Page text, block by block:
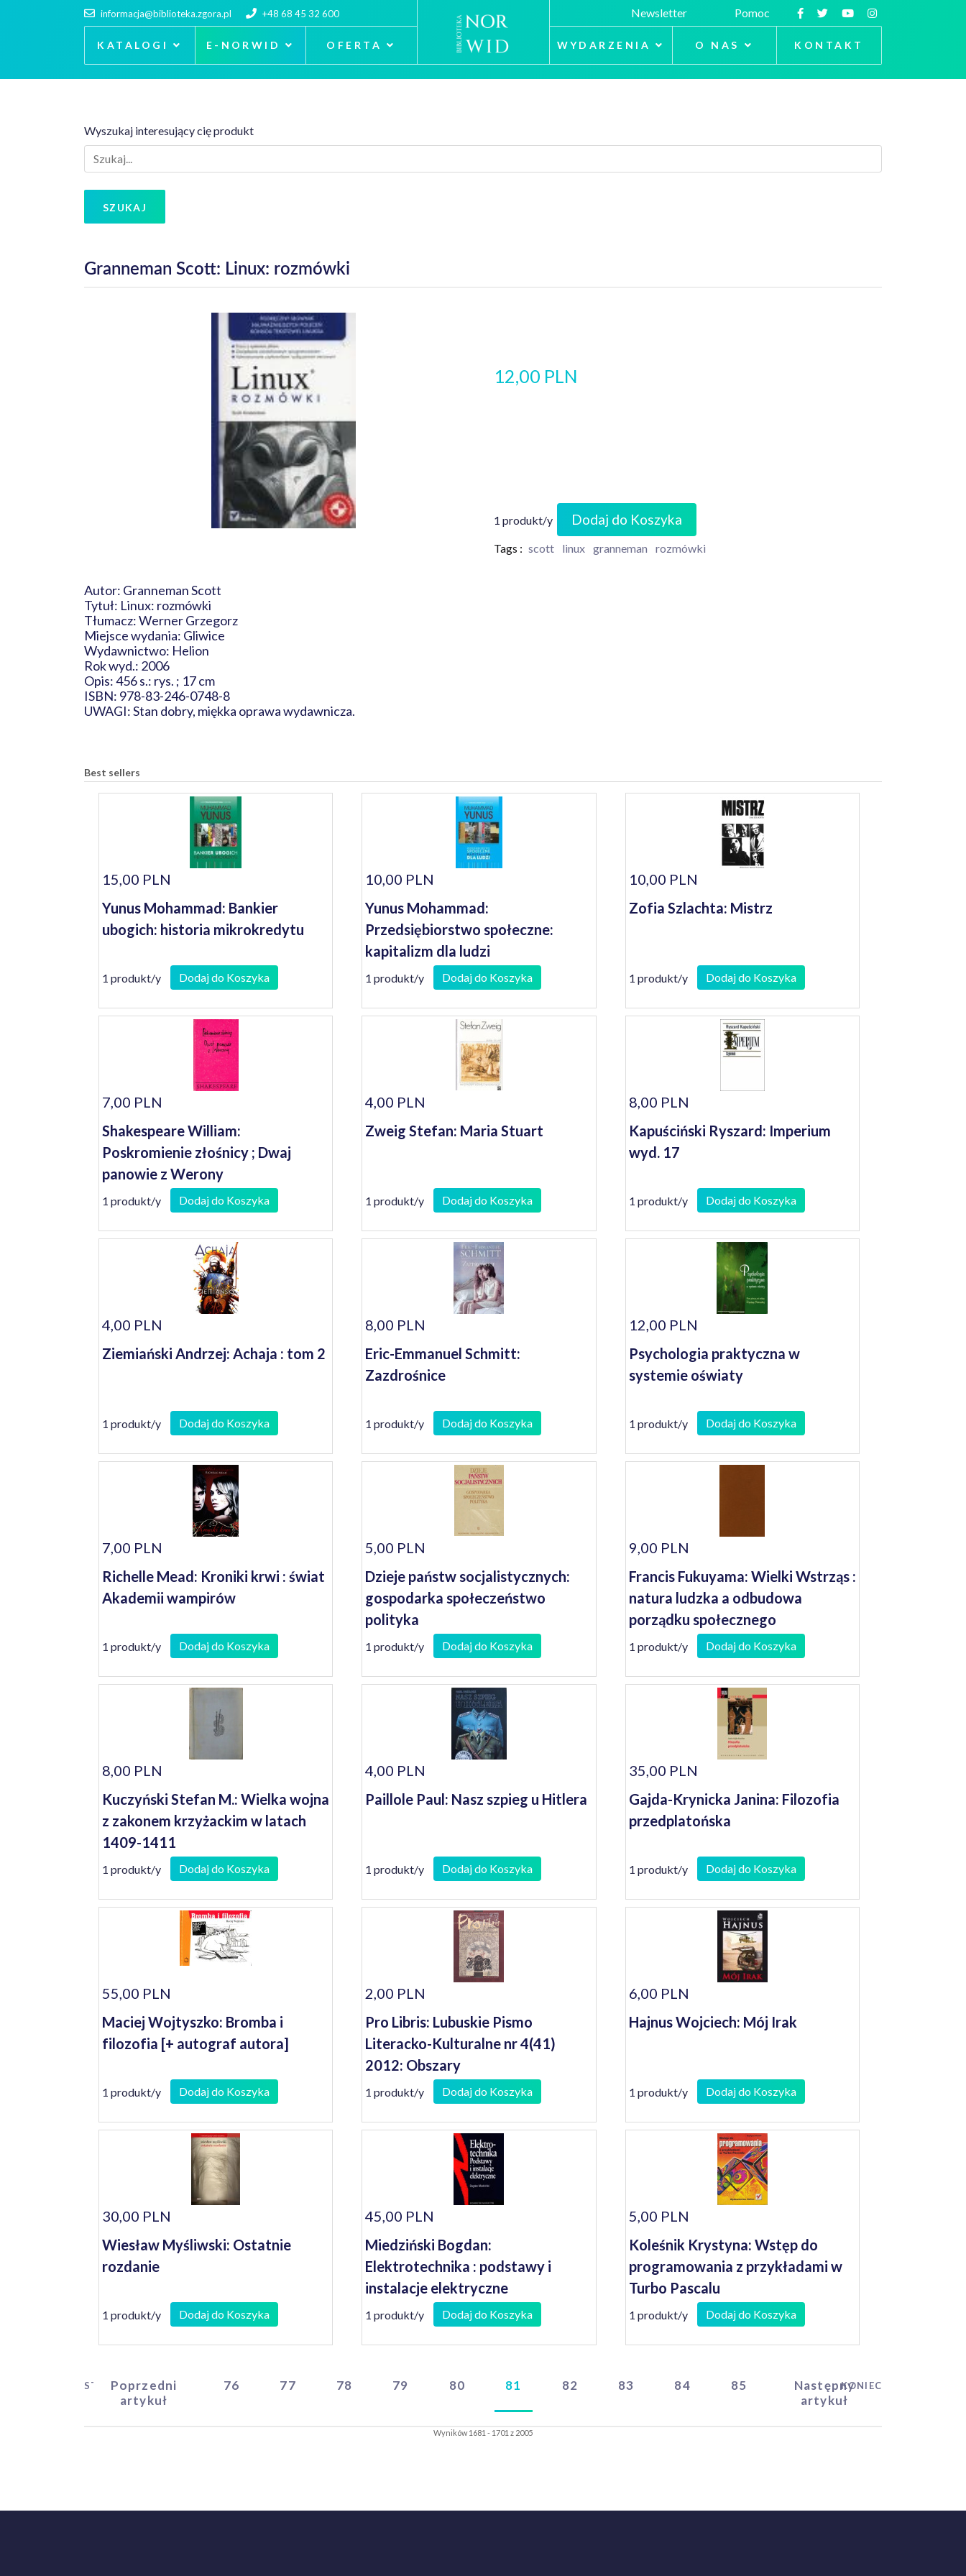
informacja@biblioteka.zgora.pl +48 68 45 32 600
KATALOGI E-NORWID OFERTA
Newsletter Pomoc
WYDARZENIA O NAS KONTAKT
Wyszukaj interesujący cię produkt
SZUKAJ
Granneman Scott: Linux: rozmówki
12,00 PLN
1 produkt/y Dodaj do Koszyka
Tags : scott linux granneman rozmówki
Autor: Granneman Scott
Tytuł: Linux: rozmówki
Tłumacz: Werner Grzegorz
Miejsce wydania: Gliwice
Wydawnictwo: Helion
Rok wyd.: 2006
Opis: 456 s.: rys. ; 17 cm
ISBN: 978-83-246-0748-8
UWAGI: Stan dobry, miękka oprawa wydawnicza.
Best sellers
15,00 PLN
Yunus Mohammad: Bankier
ubogich: historia mikrokredytu
1 produkt/y Dodaj do Koszyka
10,00 PLN
Yunus Mohammad:
Przedsiębiorstwo społeczne:
kapitalizm dla ludzi
1 produkt/y Dodaj do Koszyka
10,00 PLN
Zofia Szlachta: Mistrz
1 produkt/y Dodaj do Koszyka
7,00 PLN
Shakespeare William:
Poskromienie złośnicy ; Dwaj
panowie z Werony
1 produkt/y Dodaj do Koszyka
4,00 PLN
Zweig Stefan: Maria Stuart
1 produkt/y Dodaj do Koszyka
8,00 PLN
Kapuściński Ryszard: Imperium
wyd. 17
1 produkt/y Dodaj do Koszyka
4,00 PLN
Ziemiański Andrzej: Achaja : tom 2
1 produkt/y Dodaj do Koszyka
8,00 PLN
Eric-Emmanuel Schmitt:
Zazdrośnice
1 produkt/y Dodaj do Koszyka
12,00 PLN
Psychologia praktyczna w
systemie oświaty
1 produkt/y Dodaj do Koszyka
7,00 PLN
Richelle Mead: Kroniki krwi : świat
Akademii wampirów
1 produkt/y Dodaj do Koszyka
5,00 PLN
Dzieje państw socjalistycznych:
gospodarka społeczeństwo
polityka
1 produkt/y Dodaj do Koszyka
9,00 PLN
Francis Fukuyama: Wielki Wstrząs :
natura ludzka a odbudowa
porządku społecznego
1 produkt/y Dodaj do Koszyka
8,00 PLN
Kuczyński Stefan M.: Wielka wojna
z zakonem krzyżackim w latach
1409-1411
1 produkt/y Dodaj do Koszyka
4,00 PLN
Paillole Paul: Nasz szpieg u Hitlera
1 produkt/y Dodaj do Koszyka
35,00 PLN
Gajda-Krynicka Janina: Filozofia
przedplatońska
1 produkt/y Dodaj do Koszyka
55,00 PLN
Maciej Wojtyszko: Bromba i
filozofia [+ autograf autora]
1 produkt/y Dodaj do Koszyka
2,00 PLN
Pro Libris: Lubuskie Pismo
Literacko-Kulturalne nr 4(41)
2012: Obszary
1 produkt/y Dodaj do Koszyka
6,00 PLN
Hajnus Wojciech: Mój Irak
1 produkt/y Dodaj do Koszyka
30,00 PLN
Wiesław Myśliwski: Ostatnie
rozdanie
1 produkt/y Dodaj do Koszyka
45,00 PLN
Miedziński Bogdan:
Elektrotechnika : podstawy i
instalacje elektryczne
1 produkt/y Dodaj do Koszyka
5,00 PLN
Koleśnik Krystyna: Wstęp do
programowania z przykładami w
Turbo Pascalu
1 produkt/y Dodaj do Koszyka
STARTPoprzedni
artykuł
76 77 78 79 80 81 82 83 84 85
Następny
artykuł
KONIEC
Wyników 1681 - 1701 z 2005